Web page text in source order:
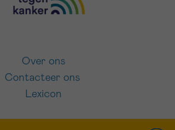
Over ons
Contacteer ons
Lexicon